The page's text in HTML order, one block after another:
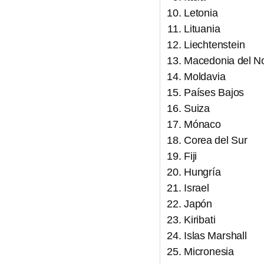
Letonia
Lituania
Liechtenstein
Macedonia del
Moldavia
Países Bajos
Suiza
Mónaco
Corea del Sur
Fiji
Hungría
Israel
Japón
Kiribati
Islas Marshall
Micronesia